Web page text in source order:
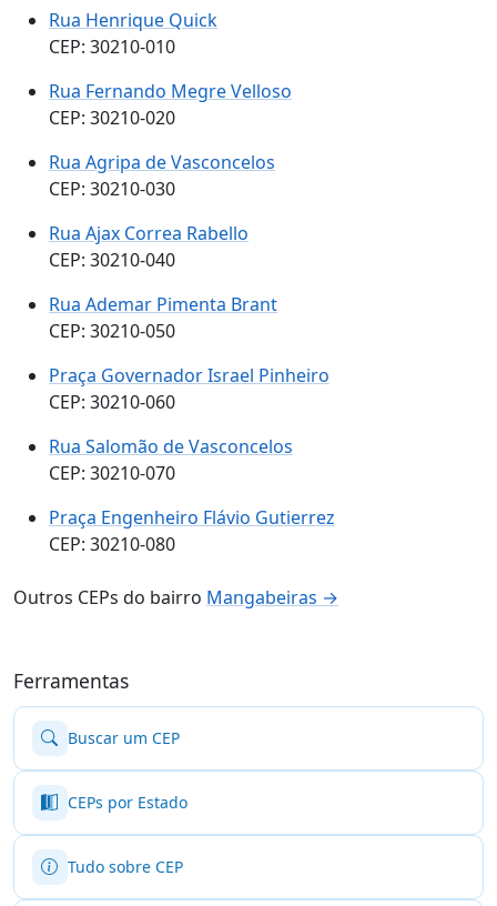
Rua Henrique Quick
CEP: 30210-010
Rua Fernando Megre Velloso
CEP: 30210-020
Rua Agripa de Vasconcelos
CEP: 30210-030
Rua Ajax Correa Rabello
CEP: 30210-040
Rua Ademar Pimenta Brant
CEP: 30210-050
Praça Governador Israel Pinheiro
CEP: 30210-060
Rua Salomão de Vasconcelos
CEP: 30210-070
Praça Engenheiro Flávio Gutierrez
CEP: 30210-080
Outros CEPs do bairro Mangabeiras →
Ferramentas
Buscar um CEP
CEPs por Estado
Tudo sobre CEP